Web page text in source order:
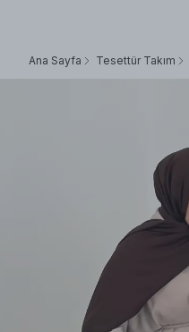
Ana Sayfa Tesettür Takım